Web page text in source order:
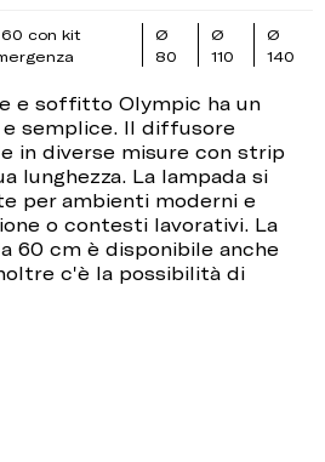
e soffitto Olympic ha un
semplice. Il diffusore
in diverse misure con strip
lunghezza. La lampada si
per ambienti moderni e
o contesti lavorativi. La
60 cm è disponibile anche
c'è la possibilità di
con kit
Ø
80
Ø
110
Ø
140